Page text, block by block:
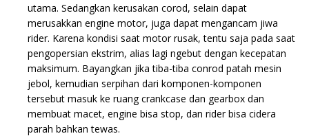
utama. Sedangkan kerusakan corod, selain dapat
merusakkan engine motor, juga dapat mengancam jiwa
rider. Karena kondisi saat motor rusak, tentu saja pada saat
pengopersian ekstrim, alias lagi ngebut dengan kecepatan
maksimum. Bayangkan jika tiba-tiba conrod patah mesin
jebol, kemudian serpihan dari komponen-komponen
tersebut masuk ke ruang crankcase dan gearbox dan
membuat macet, engine bisa stop, dan rider bisa cidera
parah bahkan tewas.